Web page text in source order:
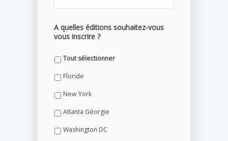
A quelles éditions souhaitez-vous
vous inscrire ?
Tout sélectionner
Floride
New York
Atlanta Géorgie
Washington DC